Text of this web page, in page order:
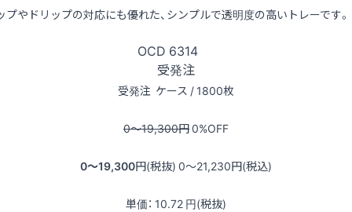
プやドリップの対応にも優れた、シンプルで透明度の高いトレーです。
OCD 6314
受発注
受発注 ケース / 1800枚
0〜19,300円0%OFF
0〜19,300円(税抜) 0〜21,230円(税込)
単価： 10.72 円(税抜)